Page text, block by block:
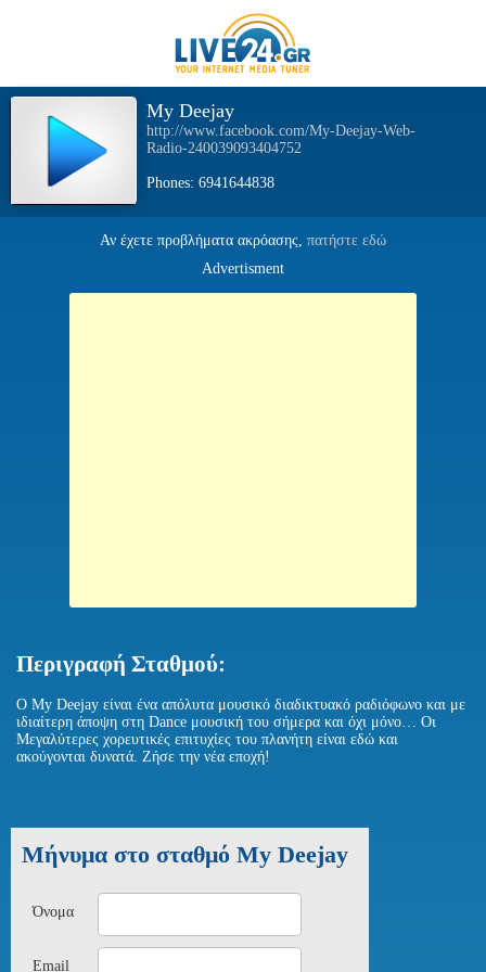
My Deejay
http://www.facebook.com/My-Deejay-Web-
Radio-240039093404752
Phones: 6941644838
Αν έχετε προβλήματα ακρόασης, πατήστε εδώ
Advertisment
Περιγραφή Σταθμού:
Ο My Deejay είναι ένα απόλυτα μουσικό διαδικτυακό ραδιόφωνο και με
ιδιαίτερη άποψη στη Dance μουσική του σήμερα και όχι μόνο… Οι
Μεγαλύτερες χορευτικές επιτυχίες του πλανήτη είναι εδώ και
ακούγονται δυνατά. Ζήσε την νέα εποχή!
Μήνυμα στο σταθμό My Deejay
Όνομα
Email